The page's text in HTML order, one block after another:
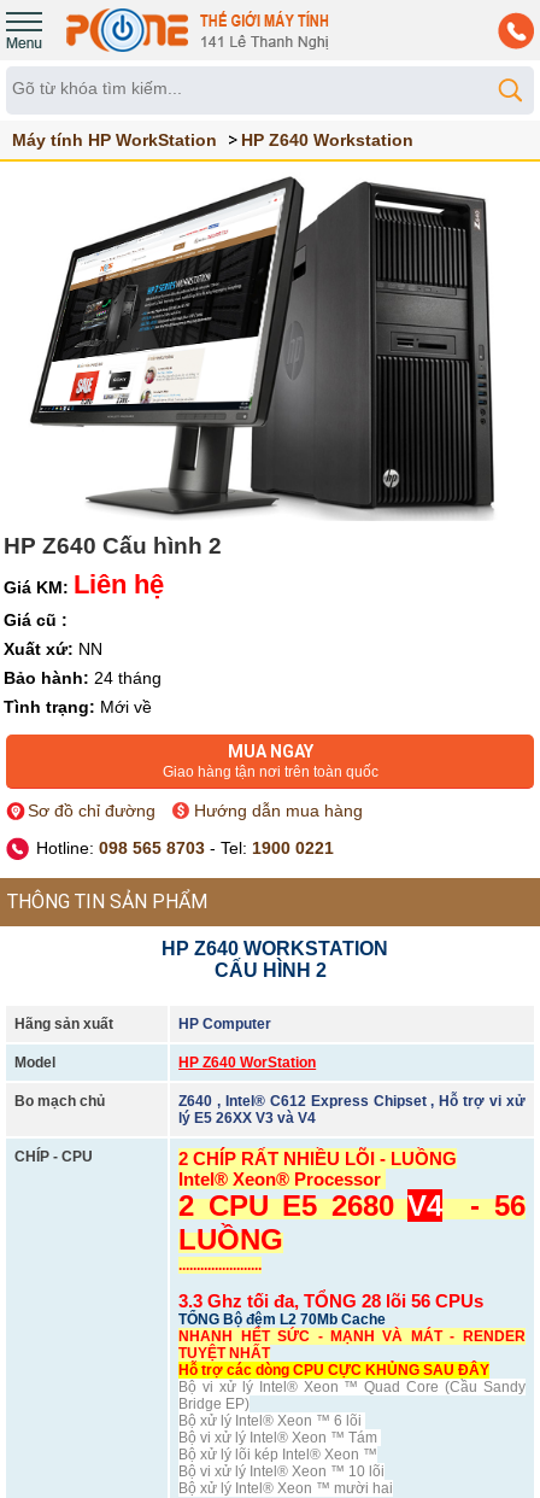
Máy tính HP WorkStation HP Z640 Workstation
HP Z640 Cấu hình 2
Giá KM: Liên hệ
Giá cũ :
Xuất xứ: NN
Bảo hành: 24 tháng
Tình trạng: Mới về
MUA NGAY
Giao hàng tận nơi trên toàn quốc
Sơ đồ chỉ đường
Hướng dẫn mua hàng
Hotline: 098 565 8703 - Tel: 1900 0221
THÔNG TIN SẢN PHẨM
HP Z640 WORKSTATION
CẤU HÌNH 2
Hãng sản xuất HP Computer
Model HP Z640 WorStation
Bo mạch chủ
Z640 , Intel® C612 Express Chipset , Hỗ trợ vi xử
lý E5 26XX V3 và V4
CHÍP - CPU
2 CHÍP RẤT NHIỀU LÕI - LUỒNG
Intel® Xeon® Processor
2 CPU E5 2680V4- 56
LUỒNG
.......................
3.3 Ghz tối đa, TỔNG 28 lõi 56 CPUs
TỔNG Bộ đệm L2 70Mb Cache
NHANH HẾT SỨC - MẠNH VÀ MÁT - RENDER
TUYỆT NHẤT
Hỗ trợ các dòng CPU CỰC KHỦNG SAU ĐÂY
Bộ vi xử lý Intel® Xeon ™ Quad Core (Cầu Sandy
Bridge EP)
Bộ xử lý Intel® Xeon ™ 6 lõi
Bộ vi xử lý Intel® Xeon ™ Tám
Bộ xử lý lõi kép Intel® Xeon ™
Bộ vi xử lý Intel® Xeon ™ 10 lõi
Bộ xử lý Intel® Xeon ™ mười hai